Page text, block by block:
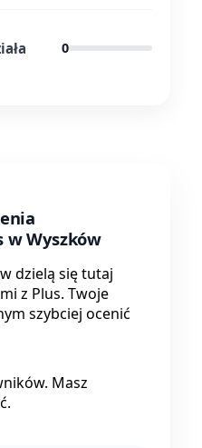
0
Wyszków
dzielą się tutaj
z Plus. Twoje
szybciej ocenić
Masz